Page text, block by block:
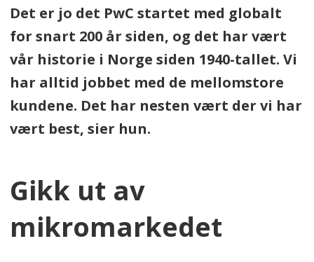
Det er jo det PwC startet med globalt
for snart 200 år siden, og det har vært
vår historie i Norge siden 1940-tallet. Vi
har alltid jobbet med de mellomstore
kundene. Det har nesten vært der vi har
vært best, sier hun.
Gikk ut av
mikromarkedet